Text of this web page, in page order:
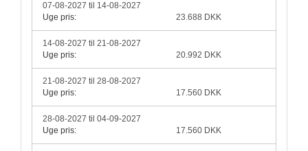
07-08-2027 til 14-08-2027
Uge pris:
23.688 DKK
14-08-2027 til 21-08-2027
Uge pris:
20.992 DKK
21-08-2027 til 28-08-2027
Uge pris:
17.560 DKK
28-08-2027 til 04-09-2027
Uge pris:
17.560 DKK